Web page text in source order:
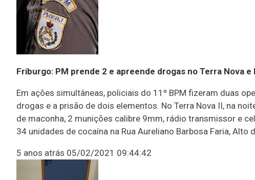
Friburgo: PM prende 2 e apreende drogas no Terra Nova e
Em ações simultâneas, policiais do 11º BPM fizeram duas
drogas e a prisão de dois elementos. No Terra Nova II, na
de maconha, 2 munições calibre 9mm, rádio transmissor e
34 unidades de cocaína na Rua Aureliano Barbosa Faria, Alto
5 anos atrás 05/02/2021 09:44:42